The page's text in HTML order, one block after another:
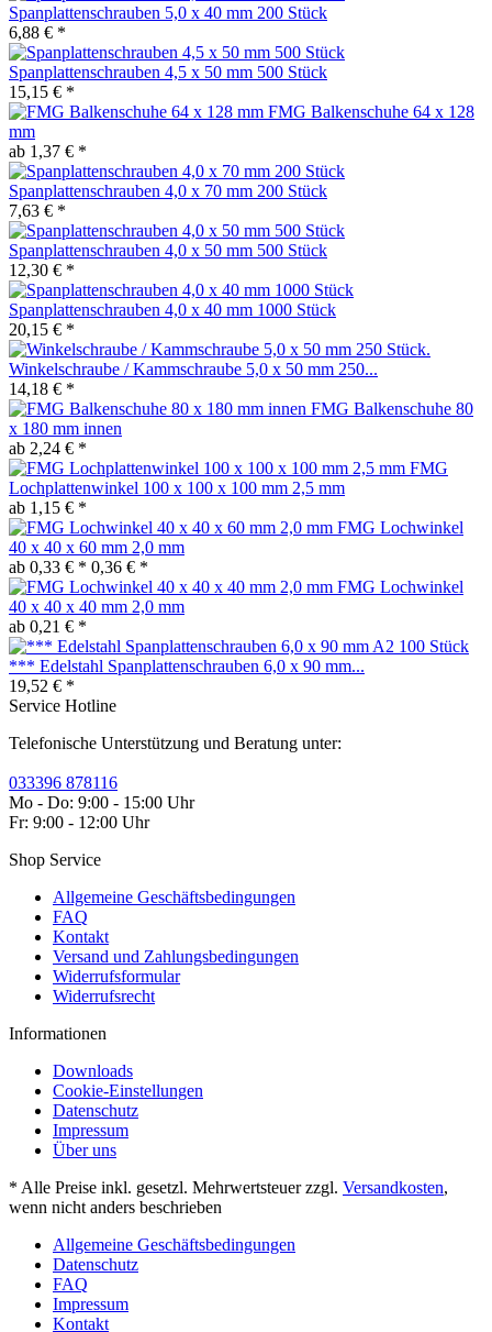
Spanplattenschrauben 5,0 x 40 mm 200 Stück
6,88 € *
Spanplattenschrauben 4,5 x 50 mm 500 Stück
15,15 € *
FMG Balkenschuhe 64 x 128
mm
ab 1,37 € *
Spanplattenschrauben 4,0 x 70 mm 200 Stück
7,63 € *
Spanplattenschrauben 4,0 x 50 mm 500 Stück
12,30 € *
Spanplattenschrauben 4,0 x 40 mm 1000 Stück
20,15 € *
Winkelschraube / Kammschraube 5,0 x 50 mm 250...
14,18 € *
FMG Balkenschuhe 80
x 180 mm innen
ab 2,24 € *
FMG
Lochplattenwinkel 100 x 100 x 100 mm 2,5 mm
ab 1,15 € *
FMG Lochwinkel
40 x 40 x 60 mm 2,0 mm
ab 0,33 € * 0,36 € *
FMG Lochwinkel
40 x 40 x 40 mm 2,0 mm
ab 0,21 € *
*** Edelstahl Spanplattenschrauben 6,0 x 90 mm...
19,52 € *
Service Hotline
Telefonische Unterstützung und Beratung unter:
033396 878116
Mo - Do: 9:00 - 15:00 Uhr
Fr: 9:00 - 12:00 Uhr
Shop Service
Allgemeine Geschäftsbedingungen
FAQ
Kontakt
Versand und Zahlungsbedingungen
Widerrufsformular
Widerrufsrecht
Informationen
Downloads
Cookie-Einstellungen
Datenschutz
Impressum
Über uns
* Alle Preise inkl. gesetzl. Mehrwertsteuer zzgl. Versandkosten,
wenn nicht anders beschrieben
Allgemeine Geschäftsbedingungen
Datenschutz
FAQ
Impressum
Kontakt